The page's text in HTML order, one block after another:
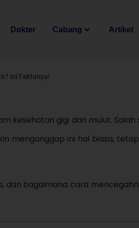
Dokter Cabang Artikel
Ini Faktanya!
kesehatan gigi dan mulut. Salah
menganggap ini hal biasa,
dan bagaimana cara